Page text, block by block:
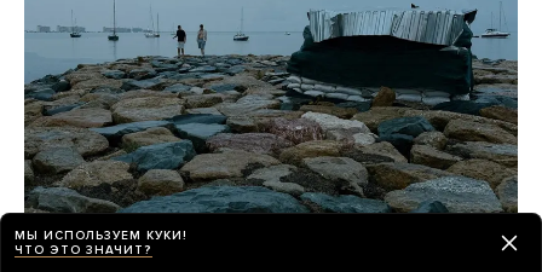
МЫ ИСПОЛЬЗУЕМ КУКИ!
ЧТО ЭТО ЗНАЧИТ?